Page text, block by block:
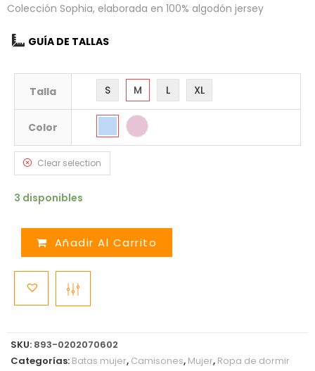
Colección Sophia, elaborada en 100% algodón jersey
GUÍA DE TALLAS
Talla S M L XL
Color
Clear selection
3 disponibles
Añadir Al Carrito
SKU: 893-0202070602
Categorías: Batas mujer, Camisones, Mujer, Ropa de dormir